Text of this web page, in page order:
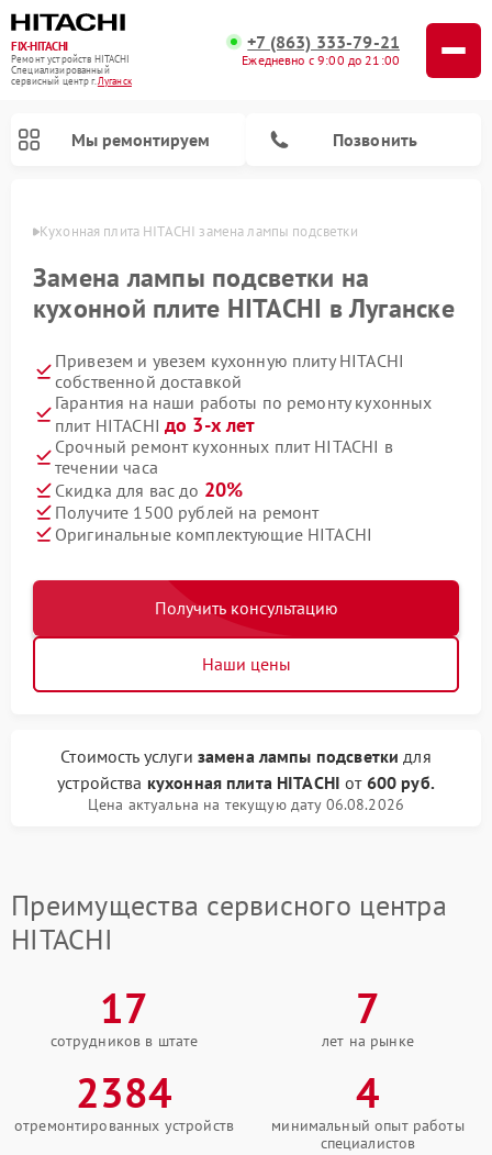
FIX-HITACHI
Ремонт устройств HITACHI
Специализированный
cервисный центр г.Луганск
+7 (863) 333-79-21
Ежедневно с 9:00 до 21:00
Мы ремонтируем Позвонить
Кухонная плита HITACHI замена лампы подсветки
Замена лампы подсветки на
кухонной плите HITACHI в Луганске
Привезем и увезем кухонную плиту HITACHI
собственной доставкой
Гарантия на наши работы по ремонту кухонных
плит HITACHI до 3-х лет
Срочный ремонт кухонных плит HITACHI в
течении часа
Скидка для вас до 20%
Получите 1500 рублей на ремонт
Оригинальные комплектующие HITACHI
Получить консультацию
Наши цены
Стоимость услуги замена лампы подсветки для
устройства кухонная плита HITACHI от 600 руб.
Цена актуальна на текущую дату 06.08.2026
Преимущества сервисного центра
HITACHI
17
сотрудников в штате
7
лет на рынке
2384
отремонтированных устройств
4
минимальный опыт работы
специалистов